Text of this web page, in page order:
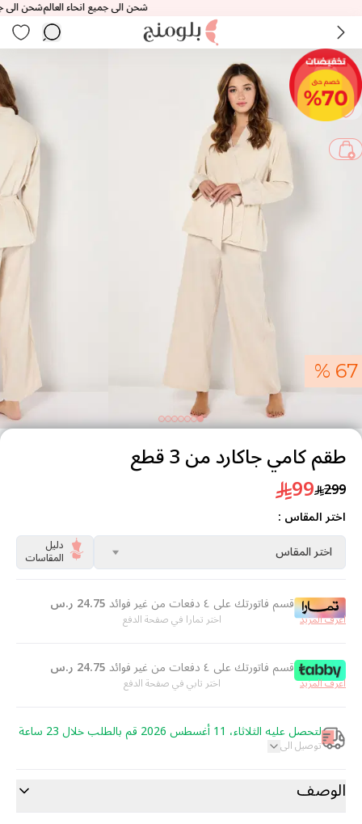
شحن الى جميع انحاء العالمشحن الى جميع
67 %
طقم كامي جاكارد من 3 قطع
299
99
اختر المقاس :
اختر المقاس
دليل
المقاسات
قسم فاتورتك على ٤ دفعات من غير فوائد 24.75 ر.س
اختر تمارا في صفحة الدفع اعرف المزيد
قسم فاتورتك على ٤ دفعات من غير فوائد 24.75 ر.س
اختر تابي في صفحة الدفع اعرف المزيد
لتحصل عليه الثلاثاء، 11 أغسطس 2026 قم بالطلب خلال 23 ساعة
توصيل الى
الوصف